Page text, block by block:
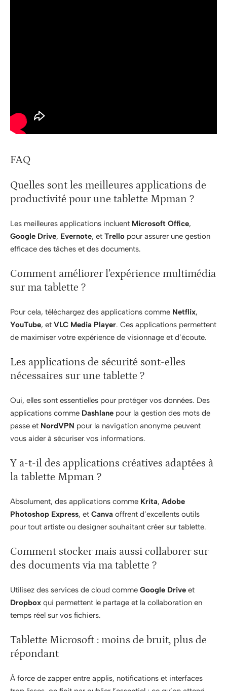
FAQ
Quelles sont les meilleures applications de
productivité pour une tablette Mpman ?
Les meilleures applications incluent Microsoft Office,
Google Drive, Evernote, et Trello pour assurer une gestion
efficace des tâches et des documents.
Comment améliorer l’expérience multimédia
sur ma tablette ?
Pour cela, téléchargez des applications comme Netflix,
YouTube, et VLC Media Player. Ces applications permettent
de maximiser votre expérience de visionnage et d’écoute.
Les applications de sécurité sont-elles
nécessaires sur une tablette ?
Oui, elles sont essentielles pour protéger vos données. Des
applications comme Dashlane pour la gestion des mots de
passe et NordVPN pour la navigation anonyme peuvent
vous aider à sécuriser vos informations.
Y a-t-il des applications créatives adaptées à
la tablette Mpman ?
Absolument, des applications comme Krita, Adobe
Photoshop Express, et Canva offrent d’excellents outils
pour tout artiste ou designer souhaitant créer sur tablette.
Comment stocker mais aussi collaborer sur
des documents via ma tablette ?
Utilisez des services de cloud comme Google Drive et
Dropbox qui permettent le partage et la collaboration en
temps réel sur vos fichiers.
Tablette Microsoft : moins de bruit, plus de
répondant
À force de zapper entre applis, notifications et interfaces